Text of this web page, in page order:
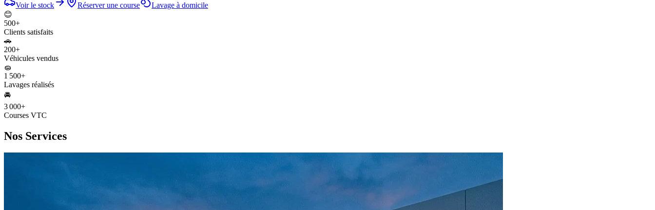
Voir le stock Réserver une course
Lavage à domicile
😊
500+
Clients satisfaits
🚗
200+
Véhicules vendus
🧽
1 500+
Lavages réalisés
🚘
3 000+
Courses VTC
Nos Services